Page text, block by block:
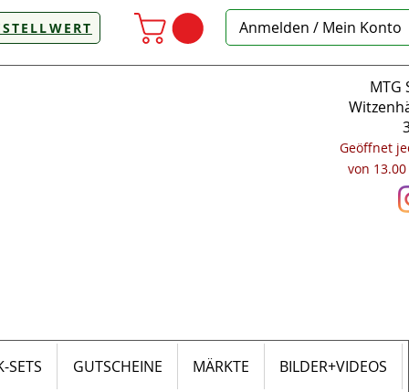
Anmelden / Mein Konto
MTG
Geöffnet
von
SETS GUTSCHEINE MÄRKTE BILDER+VIDEOS